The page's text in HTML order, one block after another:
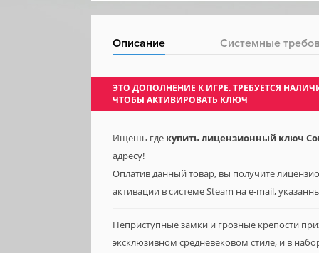
Описание Системные
ЭТО ДОПОЛНЕНИЕ К ИГРЕ. ТРЕБУЕТСЯ
ЧТОБЫ АКТИВИРОВАТЬ КЛЮЧ
Ищешь где купить лицензионный ключ
адресу!
Оплатив данный товар, вы получите
активации в системе Steam на e-mail,
Неприступные замки и грозные крепости
эксклюзивном средневековом стиле, и в